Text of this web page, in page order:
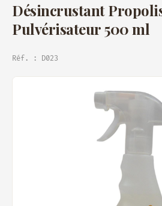
Désincrustant
Pulvérisateur 500 ml
Réf. : D023